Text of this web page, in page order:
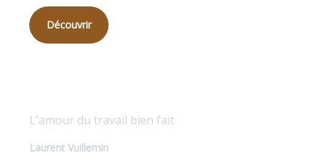
Découvrir
L'amour du travail bien fait
Laurent Vuillemin